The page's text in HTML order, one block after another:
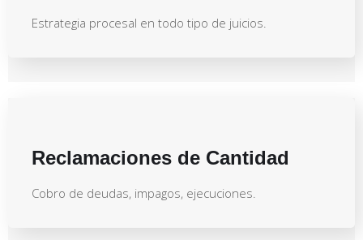
Estrategia procesal en todo tipo de juicios.
Reclamaciones de Cantidad
Cobro de deudas, impagos, ejecuciones.